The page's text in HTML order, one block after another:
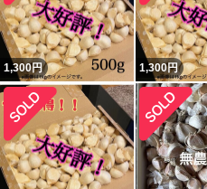
1,300円 1,300円